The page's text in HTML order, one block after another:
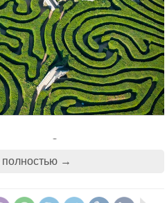
почти 3 км тропинок и
С высоты
полностью →